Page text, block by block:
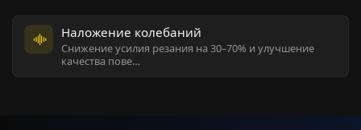
Наложение колебаний
Снижение усилия резания на 30–70% и улучшение
качества пове…